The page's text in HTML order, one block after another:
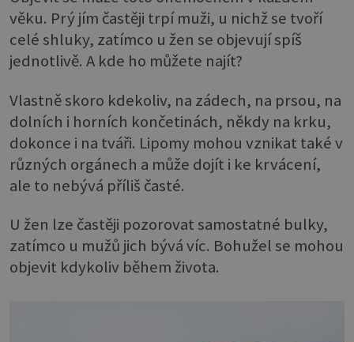
věku. Prý jím častěji trpí muži, u nichž se tvoří
celé shluky, zatímco u žen se objevují spíš
jednotlivě. A kde ho můžete najít?
Vlastně skoro kdekoliv, na zádech, na prsou, na
dolních i horních končetinách, někdy na krku,
dokonce i na tváři. Lipomy mohou vznikat také v
různých orgánech a může dojít i ke krvácení,
ale to nebývá příliš časté.
U žen lze častěji pozorovat samostatné bulky,
zatímco u mužů jich bývá víc. Bohužel se mohou
objevit kdykoliv během života.